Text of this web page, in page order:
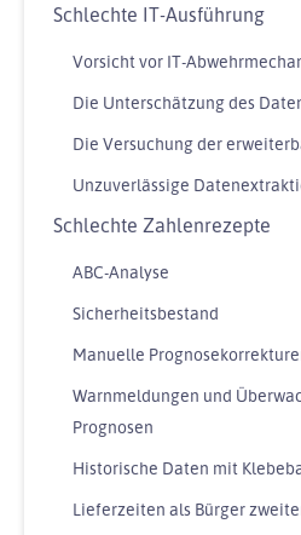
Schlechte IT-Ausführung
Vorsicht vor IT-
Die Unterschätzung des
Die Versuchung der
Unzuverlässige
Schlechte Zahlenrezepte
ABC-Analyse
Sicherheitsbestand
Manuelle
Warnmeldungen und
Prognosen
Historische Daten mit
Lieferzeiten als Bürger